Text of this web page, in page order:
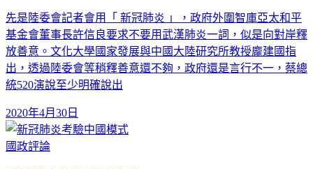
先是陸委會記者會用「 新冠肺炎 」，政府外圍智庫亞太和平
基金會董事長許信良要求不要用武漢肺炎一詞，似是向對岸釋
放善意。文化大學國家發展與中國大陸研究所教授龐建國指
出，透過陸委會等稍釋善意還不夠，政府還是言行不一，蔡總
統520演說至少明確說出
2020年4月30日
國政評論